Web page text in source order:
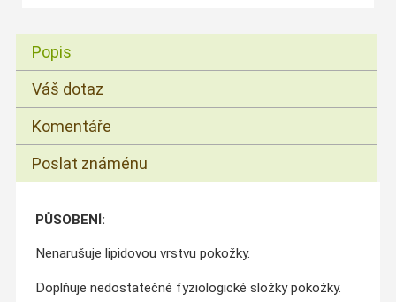
Popis
Váš dotaz
Komentáře
Poslat známénu
PŮSOBENÍ:
Nenarušuje lipidovou vrstvu pokožky.
Doplňuje nedostatečné fyziologické složky pokožky.